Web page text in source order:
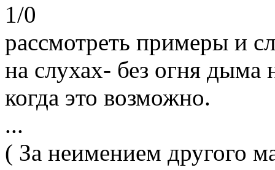
1/0
рассмотреть примеры и
на слухах- без огня дыма
когда это возможно.
...
( За неимением другого